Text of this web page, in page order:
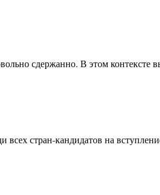
сдержанно. В этом контексте
стран-кандидатов на